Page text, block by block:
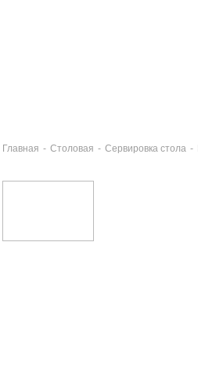
Главная - Столовая - Сервировка стола -